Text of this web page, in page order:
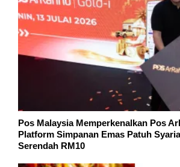
Pos Malaysia Memperkenalkan Pos
Platform Simpanan Emas Patuh
Serendah RM10